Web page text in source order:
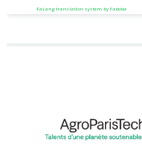
FaLang translation system by Faboba